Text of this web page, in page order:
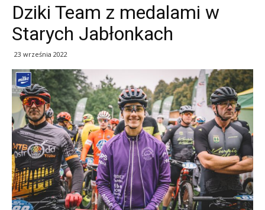
Dziki Team z medalami w
Starych Jabłonkach
23 września 2022